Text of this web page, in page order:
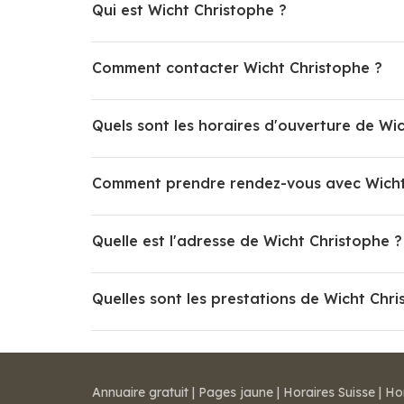
Qui est Wicht Christophe ?
Comment contacter Wicht Christophe ?
Quels sont les horaires d'ouverture de
Comment prendre rendez-vous avec
Quelle est l'adresse de Wicht Christophe ?
Quelles sont les prestations de Wicht
Annuaire gratuit | Pages jaune | Horaires Suisse |